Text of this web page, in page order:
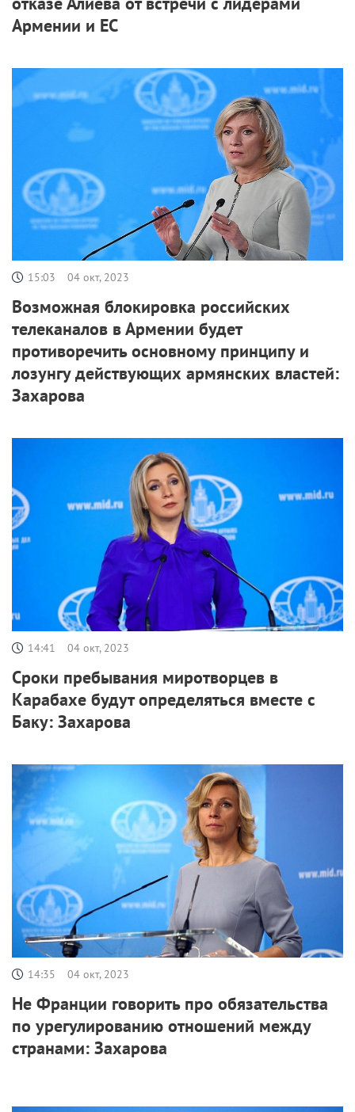
Армении и ЕС
15:03 04 окт, 2023
Возможная блокировка российских
телеканалов в Армении будет
противоречить основному принципу и
лозунгу действующих армянских властей:
Захарова
14:41 04 окт, 2023
Сроки пребывания миротворцев в
Карабахе будут определяться вместе с
Баку: Захарова
14:35 04 окт, 2023
Не Франции говорить про обязательства
по урегулированию отношений между
странами: Захарова